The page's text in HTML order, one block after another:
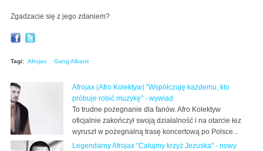
Zgadzacie się z jego zdaniem?
Tagi: Afrojax Gang Albanii
Afrojax (Afro Kolektyw) "Współczuję każdemu, kto
próbuje robić muzykę" - wywiad
To trudne pożegnanie dla fanów. Afro Kolektyw
oficjalnie zakończył swoją działalność i na otarcie łez
wyruszł w pożegnalną trasę koncertową po Polsce...
Legendarny Afrojax "Całujmy krzyż Jezuska" - nowy